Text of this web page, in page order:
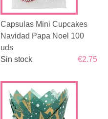
Capsulas Mini Cupcakes
Navidad Papa Noel 100
uds
€2.75
Sin stock